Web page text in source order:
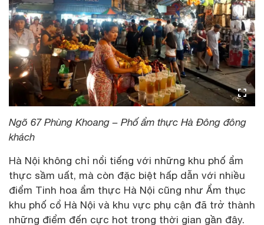
Ngõ 67 Phùng Khoang – Phố ẩm thực Hà Đông đông
khách
Hà Nội không chỉ nổi tiếng với những khu phố ẩm
thực sầm uất, mà còn đặc biệt hấp dẫn với nhiều
điểm Tinh hoa ẩm thực Hà Nội cũng như Ẩm thục
khu phố cổ Hà Nội và khu vực phụ cận đã trở thành
những điểm đến cực hot trong thời gian gần đây.